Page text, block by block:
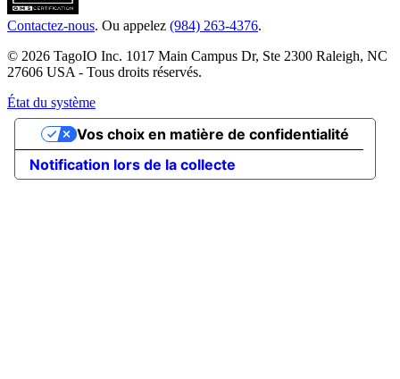
Contactez-nous. Ou appelez (984) 263-4376.
© 2026 TagoIO Inc. 1017 Main Campus Dr, Ste 2300 Raleigh, NC
27606 USA - Tous droits réservés.
État du système
Notification lors de la collecte
Vos choix en matière de confidentialité